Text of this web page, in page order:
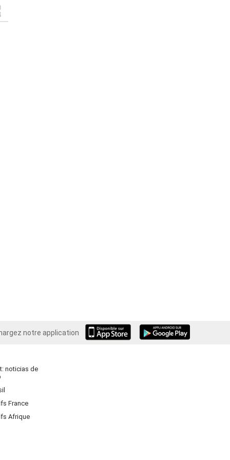
notre application
Android
noticias de
France
Afrique